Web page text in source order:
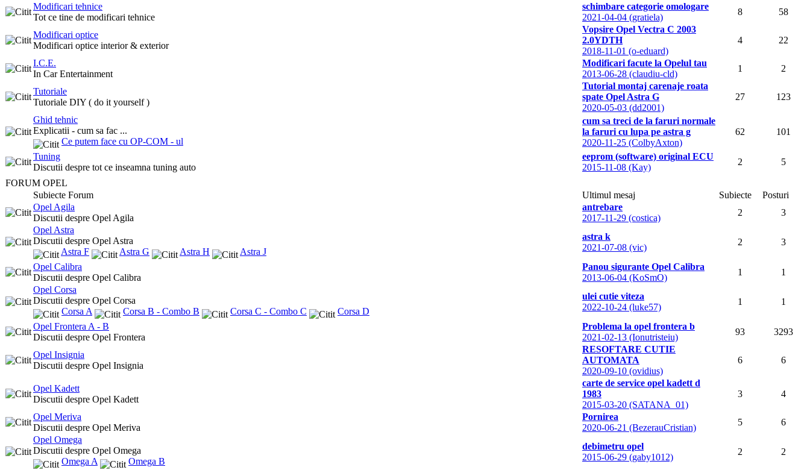
Modificari tehnice
Tot ce tine de modificari tehnice
schimbare categorie omologare
2021-04-04 (gratiela)
8 58
Modificari optice
Modificari optice interior & exterior
Vopsire Opel Vectra C 2003
2.0YDTH
2018-11-01 (o-eduard)
4 22
I.C.E.
In Car Entertainment
Modificari facute la Opelul tau
2013-06-28 (claudiu-cld)
1 2
Tutoriale
Tutoriale DIY ( do it yourself )
Tutorial montaj carenaje roata
spate Opel Astra G
2020-05-03 (dd2001)
27 123
Ghid tehnic
Explicatii - cum sa fac ...
Ce putem face cu OP-COM - ul
cum sa treci de la faruri normale
la faruri cu lupa pe astra g
2020-11-25 (ColbyAxton)
62 101
Tuning
Discutii despre tot ce inseamna tuning auto
eeprom (software) original ECU
2015-11-08 (Kay)
2 5
FORUM OPEL
Subiecte Forum
Ultimul mesaj Subiecte
Posturi
Opel Agila
Discutii despre Opel Agila
antrebare
2017-11-29 (costica)
2
3
Opel Astra
Discutii despre Opel Astra
Astra F
Astra G Astra H Astra J
astra k
2021-07-08 (vic)
2 3
Opel Calibra
Discutii despre Opel Calibra
Panou sigurante Opel Calibra
2013-06-04 (KoSmO)
1
1
Opel Corsa
Discutii despre Opel Corsa
Corsa A
Corsa B - Combo B Corsa C - Combo C Corsa D
ulei cutie viteza
2022-10-24 (luke57)
1 1
Opel Frontera A - B
Discutii despre Opel Frontera
Problema la opel frontera b
2021-02-13 (Ionutristeiu)
93 3293
Opel Insignia
Discutii despre Opel Insignia
RESOFTARE CUTIE
AUTOMATA
2020-09-10 (ovidius)
6 6
Opel Kadett
Discutii despre Opel Kadett
carte de service opel kadett d
1983
2015-03-20 (SATANA_01)
3 4
Opel Meriva
Discutii despre Opel Meriva
Pornirea
2020-06-21 (BezerauCristian)
5
6
Opel Omega
Discutii despre Opel Omega
Omega A
Omega B
debimetru opel
2015-06-29 (gaby1012)
2 2